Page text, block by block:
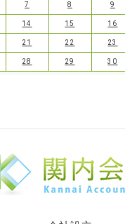
7 8 9
14 15 16
21 22 23
28 29 30